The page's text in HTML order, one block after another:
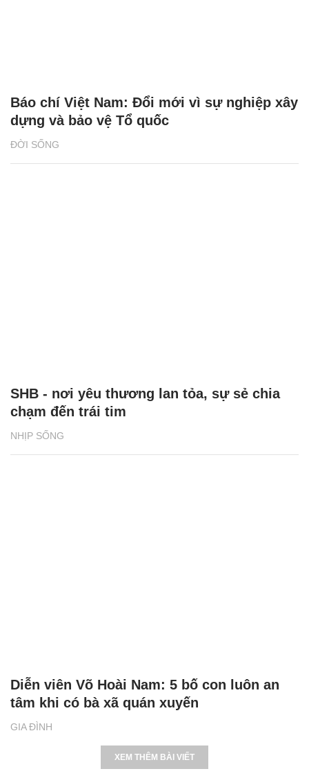
ĐỜI SỐNG
Báo chí Việt Nam: Đổi mới vì sự nghiệp xây
dựng và bảo vệ Tổ quốc
NHỊP SỐNG
SHB - nơi yêu thương lan tỏa, sự sẻ chia
chạm đến trái tim
GIA ĐÌNH
Diễn viên Võ Hoài Nam: 5 bố con luôn an
tâm khi có bà xã quán xuyến
XEM THÊM BÀI VIẾT